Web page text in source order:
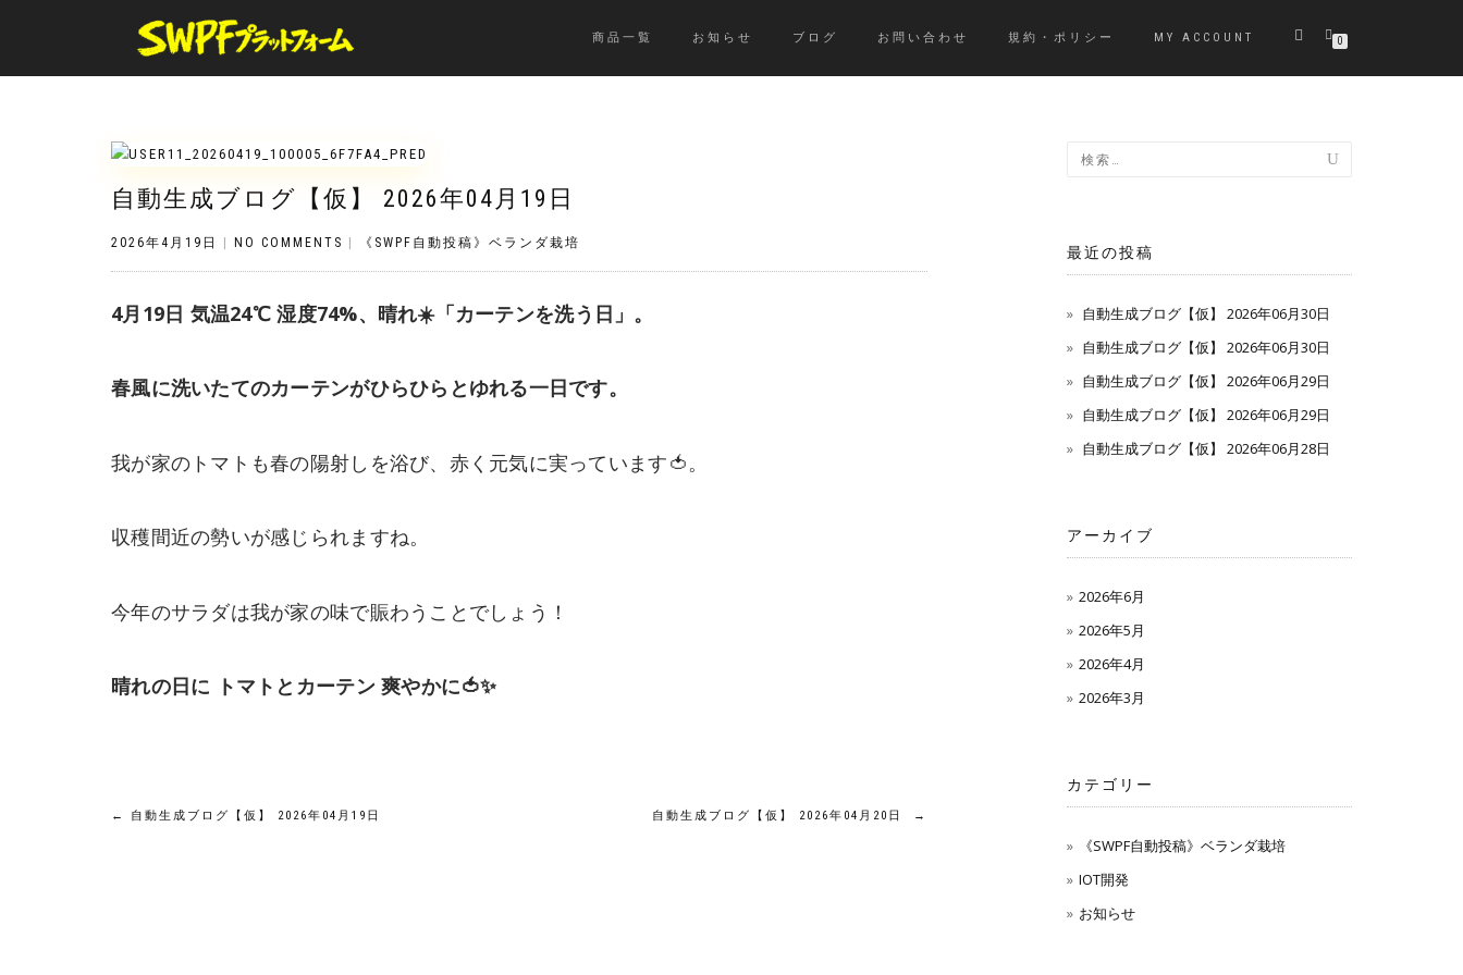
商品一覧 お知らせ ブログ お問い合わせ 規約・ポリシー MY ACCOUNT 0
自動生成ブログ【仮】 2026年04月19日
2026年4月19日 NO COMMENTS 《SWPF自動投稿》ベランダ栽培
4月19日 気温24℃ 湿度74%、晴れ☀️「カーテンを洗う日」。
春風に洗いたてのカーテンがひらひらとゆれる一日です。
我が家のトマトも春の陽射しを浴び、赤く元気に実っています🍅。
収穫間近の勢いが感じられますね。
今年のサラダは我が家の味で賑わうことでしょう！
晴れの日に トマトとカーテン 爽やかに🍅✨
投
← 自動生成ブログ【仮】 2026年04月19日 自動生成ブログ【仮】 2026年04月20日 →
最近の投稿
自動生成ブログ【仮】 2026年06月30日
自動生成ブログ【仮】 2026年06月30日
自動生成ブログ【仮】 2026年06月29日
自動生成ブログ【仮】 2026年06月29日
自動生成ブログ【仮】 2026年06月28日
アーカイブ
2026年6月
2026年5月
2026年4月
2026年3月
カテゴリー
《SWPF自動投稿》ベランダ栽培
IOT開発
お知らせ